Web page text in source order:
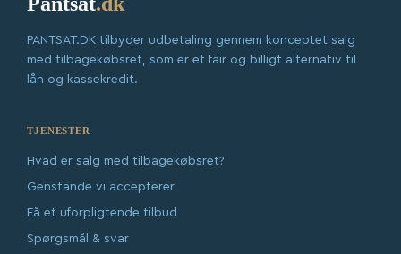
PANTSAT.DK tilbyder udbetaling gennem konceptet salg
med tilbagekøbsret, som er et fair og billigt alternativ til
lån og kassekredit.
TJENESTER
Hvad er salg med tilbagekøbsret?
Genstande vi accepterer
Få et uforpligtende tilbud
Spørgsmål & svar